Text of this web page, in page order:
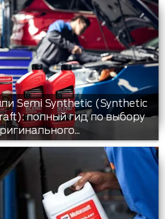
Semi Synthetic (Synthetic
полный гид по выбору